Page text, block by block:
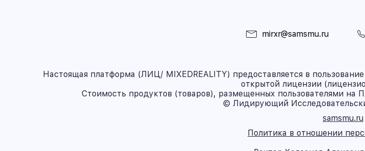
mirxr@samsmu.ru
Настоящая платформа (ЛИЦ/ MIXEDREALITY) предоставляется в
открытой лицензии
Стоимость продуктов (товаров), размещенных пользователями на
© Лидирующий
samsmu.ru
Политика в отношении